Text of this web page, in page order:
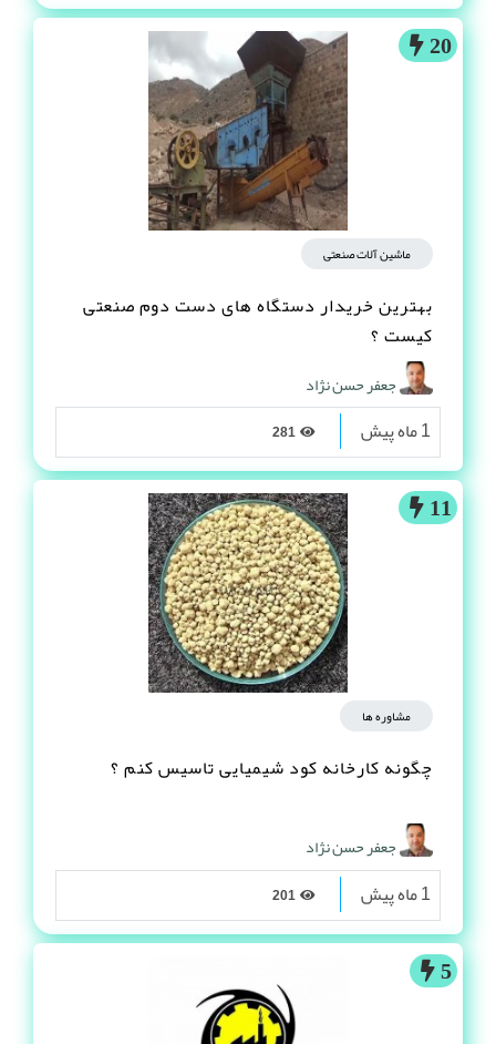
20
ماشین آلات صنعتی
بهترین خریدار دستگاه های دست دوم صنعتی
کیست ؟
جعفر حسن نژاد
1 ماه پیش
11
مشاوره ها
چگونه کارخانه کود شیمیایی تاسیس کنم ؟
جعفر حسن نژاد
1 ماه پیش
5